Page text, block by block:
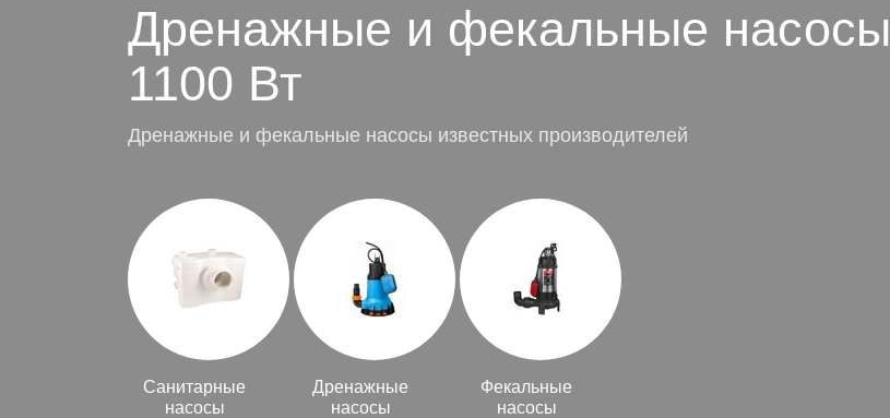
Дренажные и фекальные насосы
1100 Вт
Дренажные и фекальные насосы известных производителей
Санитарные
насосы
Дренажные
насосы
Фекальные
насосы